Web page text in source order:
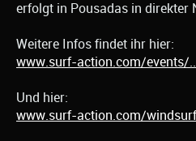
erfolgt in Pousadas in direkter
Weitere Infos findet ihr hier:
www.surf-action.com/events/
Und hier:
www.surf-action.com/